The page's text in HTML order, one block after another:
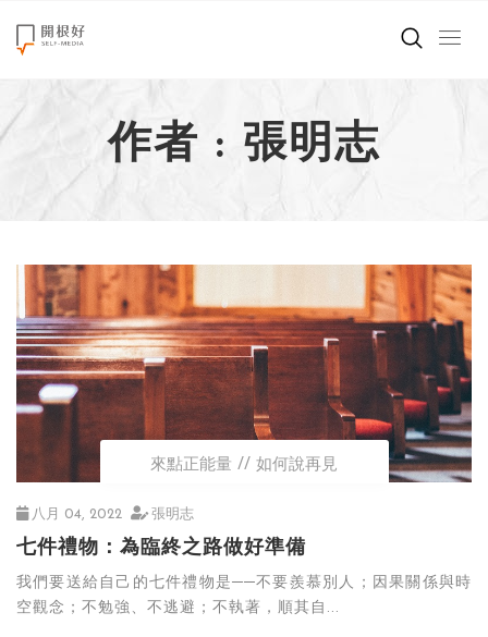
來點正能量
世界在想什麼
創造美好生活
職場商業經濟
影片專區
關於我們
作者 : 張明志
來點正能量 如何說再見
八月 04, 2022 張明志
七件禮物：為臨終之路做好準備
我們要送給自己的七件禮物是──不要羨慕別人；因果關係與時
空觀念；不勉強、不逃避；不執著，順其自...